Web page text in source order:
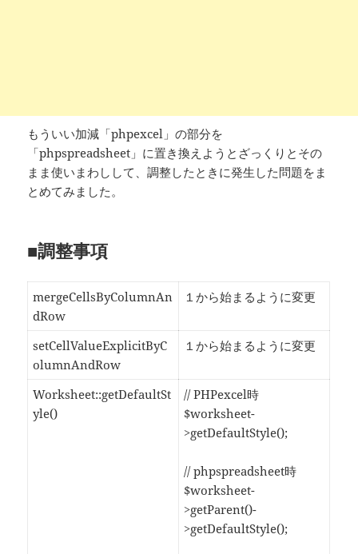
もういい加減「phpexcel」の部分を
「phpspreadsheet」に置き換えようとざっくりとその
まま使いまわしして、調整したときに発生した問題をま
とめてみました。
■調整事項
mergeCellsByColumnAn
dRow
１から始まるように変更
setCellValueExplicitByC
olumnAndRow
１から始まるように変更
Worksheet::getDefaultSt
yle()
// PHPexcel時
$worksheet-
>getDefaultStyle();
// phpspreadsheet時
$worksheet-
>getParent()-
>getDefaultStyle();